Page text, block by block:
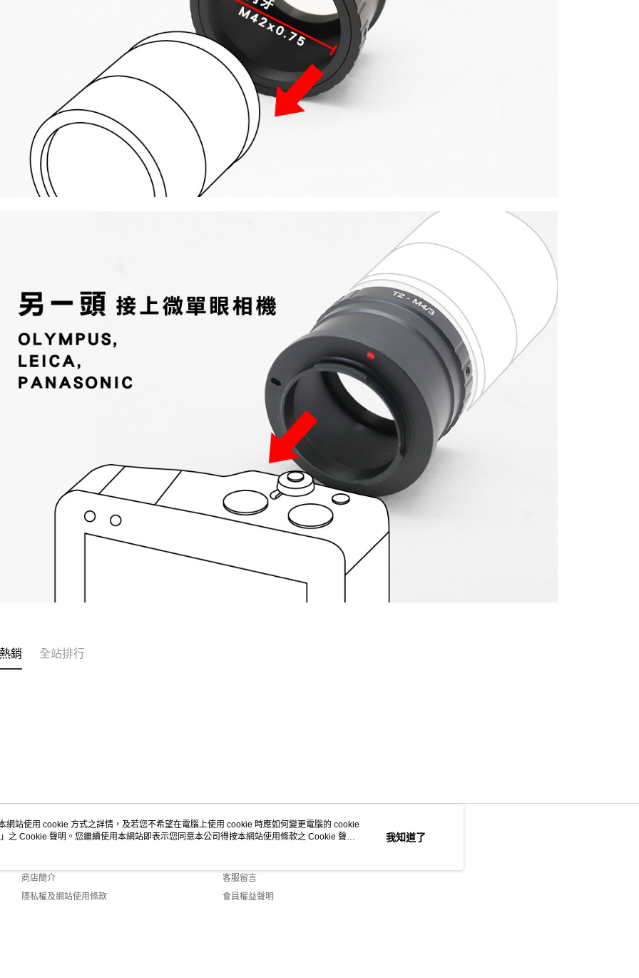
銷 全站排行
關於我們
商店簡介
隱私權及網站使用條款
客服資訊
客服留言
會員權益聲明
網站使用 cookie 方式之詳情，及若您不希望在電腦上使用 cookie 時應如何變更電腦的 cookie
」之 Cookie 聲明。您繼續使用本網站即表示您同意本公司得按本網站使用條款之 Cookie 聲明
我知道了